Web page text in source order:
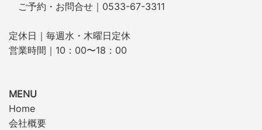
ご予約・お問合せ｜0533-67-3311
定休日｜毎週水・木曜日定休
営業時間｜10：00〜18：00
MENU
Home
会社概要